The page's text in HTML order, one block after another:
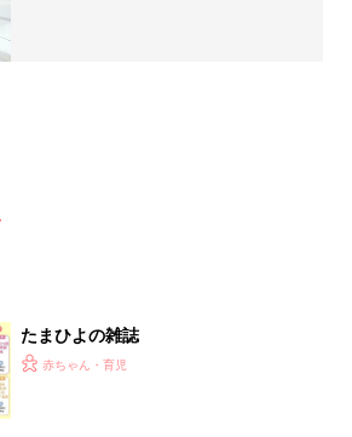
たまひよの雑誌
赤ちゃん・育児